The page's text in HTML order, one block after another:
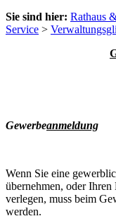
Sie sind hier: Rathaus
Service >
Gewerbeanmeldung
Wenn Sie eine
übernehmen, oder
verlegen, muss beim
werden.